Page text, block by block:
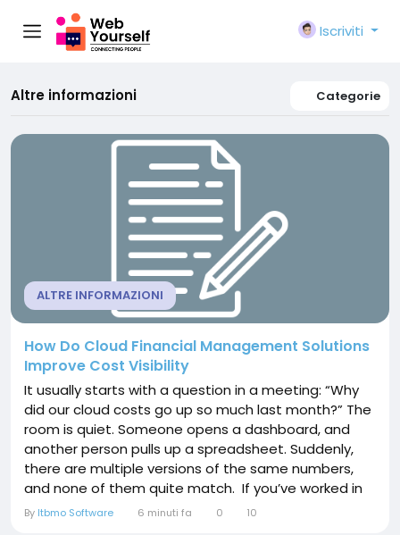
Iscriviti
Altre informazioni Categorie
ALTRE INFORMAZIONI
How Do Cloud Financial Management Solutions
Improve Cost Visibility
It usually starts with a question in a meeting: “Why
did our cloud costs go up so much last month?” The
room is quiet. Someone opens a dashboard, and
another person pulls up a spreadsheet. Suddenly,
there are multiple versions of the same numbers,
and none of them quite match. If you’ve worked in
IT or finance, this situation probably feels familiar.
By Itbmo Software 6 minuti fa 0 10